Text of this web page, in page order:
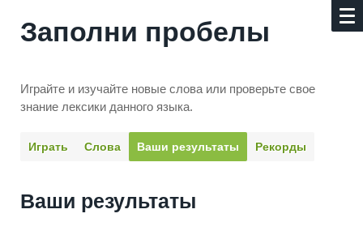
Заполни пробелы
Играйте и изучайте новые слова или про­верьте свое
знание лексики данного языка.
Играть Слова Ваши результаты Рекорды
Ваши результаты